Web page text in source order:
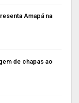
Amapá na
de chapas ao